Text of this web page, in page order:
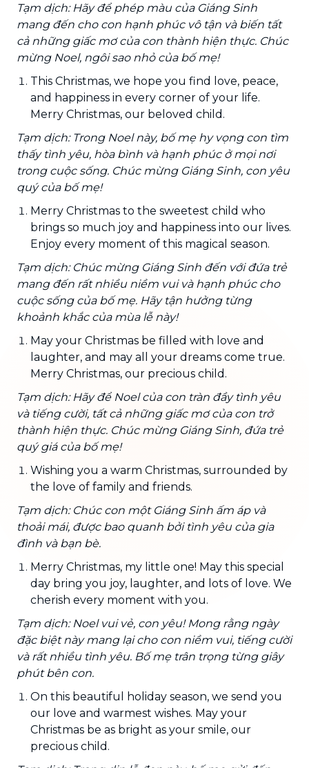
Tạm dịch: Hãy để phép màu của Giáng Sinh
mang đến cho con hạnh phúc vô tận và biến tất
cả những giấc mơ của con thành hiện thực. Chúc
mừng Noel, ngôi sao nhỏ của bố mẹ!
This Christmas, we hope you find love, peace,
and happiness in every corner of your life.
Merry Christmas, our beloved child.
Tạm dịch: Trong Noel này, bố mẹ hy vọng con tìm
thấy tình yêu, hòa bình và hạnh phúc ở mọi nơi
trong cuộc sống. Chúc mừng Giáng Sinh, con yêu
quý của bố mẹ!
Merry Christmas to the sweetest child who
brings so much joy and happiness into our lives.
Enjoy every moment of this magical season.
Tạm dịch: Chúc mừng Giáng Sinh đến với đứa trẻ
mang đến rất nhiều niềm vui và hạnh phúc cho
cuộc sống của bố mẹ. Hãy tận hưởng từng
khoảnh khắc của mùa lễ này!
May your Christmas be filled with love and
laughter, and may all your dreams come true.
Merry Christmas, our precious child.
Tạm dịch: Hãy để Noel của con tràn đầy tình yêu
và tiếng cười, tất cả những giấc mơ của con trở
thành hiện thực. Chúc mừng Giáng Sinh, đứa trẻ
quý giá của bố mẹ!
Wishing you a warm Christmas, surrounded by
the love of family and friends.
Tạm dịch: Chúc con một Giáng Sinh ấm áp và
thoải mái, được bao quanh bởi tình yêu của gia
đình và bạn bè.
Merry Christmas, my little one! May this special
day bring you joy, laughter, and lots of love. We
cherish every moment with you.
Tạm dịch: Noel vui vẻ, con yêu! Mong rằng ngày
đặc biệt này mang lại cho con niềm vui, tiếng cười
và rất nhiều tình yêu. Bố mẹ trân trọng từng giây
phút bên con.
On this beautiful holiday season, we send you
our love and warmest wishes. May your
Christmas be as bright as your smile, our
precious child.